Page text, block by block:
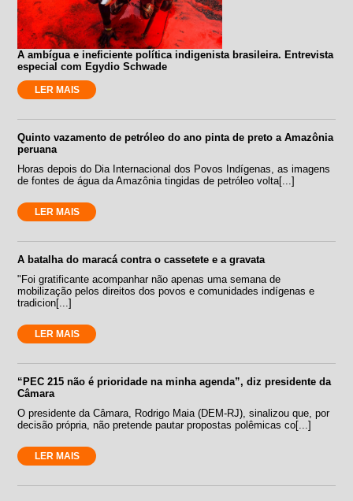
A ambígua e ineficiente política indigenista brasileira. Entrevista
especial com Egydio Schwade
LER MAIS
Quinto vazamento de petróleo do ano pinta de preto a Amazônia
peruana
Horas depois do Dia Internacional dos Povos Indígenas, as imagens
de fontes de água da Amazônia tingidas de petróleo volta[...]
LER MAIS
A batalha do maracá contra o cassetete e a gravata
"Foi gratificante acompanhar não apenas uma semana de
mobilização pelos direitos dos povos e comunidades indígenas e
tradicion[...]
LER MAIS
“PEC 215 não é prioridade na minha agenda”, diz presidente da
Câmara
O presidente da Câmara, Rodrigo Maia (DEM-RJ), sinalizou que, por
decisão própria, não pretende pautar propostas polêmicas co[...]
LER MAIS